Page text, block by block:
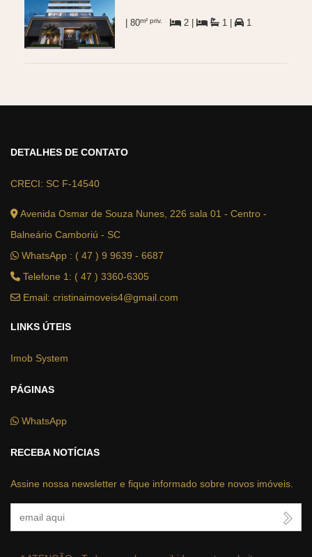
| 80m² priv. 2 | 1 | 1
DETALHES DE CONTATO
CRECI: SC F-14540
Avenida Osmar de Souza Nunes, 226 sala 01 - Centro -
Balneário Camboriú - SC
WhatsApp : ( 47 ) 9 9639 - 6687
Telefone 1: ( 47 ) 3360-6305
Email: cristinaimoveis4@gmail.com
LINKS ÚTEIS
Imob System
PÁGINAS
WhatsApp
RECEBA NOTÍCIAS
Assine nossa newsletter e fique informado sobre novos imóveis.
Seu Email